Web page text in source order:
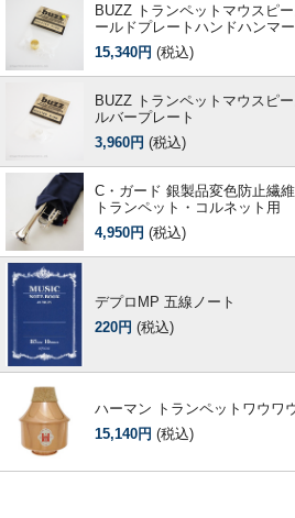
BUZZ トランペットマウスピ
ールドプレートハンドハンマ
15,340円 (税込)
BUZZ トランペットマウスピ
ルバープレート
3,960円 (税込)
C・ガード 銀製品変色防止繊維
トランペット・コルネット用
4,950円 (税込)
デプロMP 五線ノート
220円 (税込)
ハーマン トランペットワウワ
15,140円 (税込)